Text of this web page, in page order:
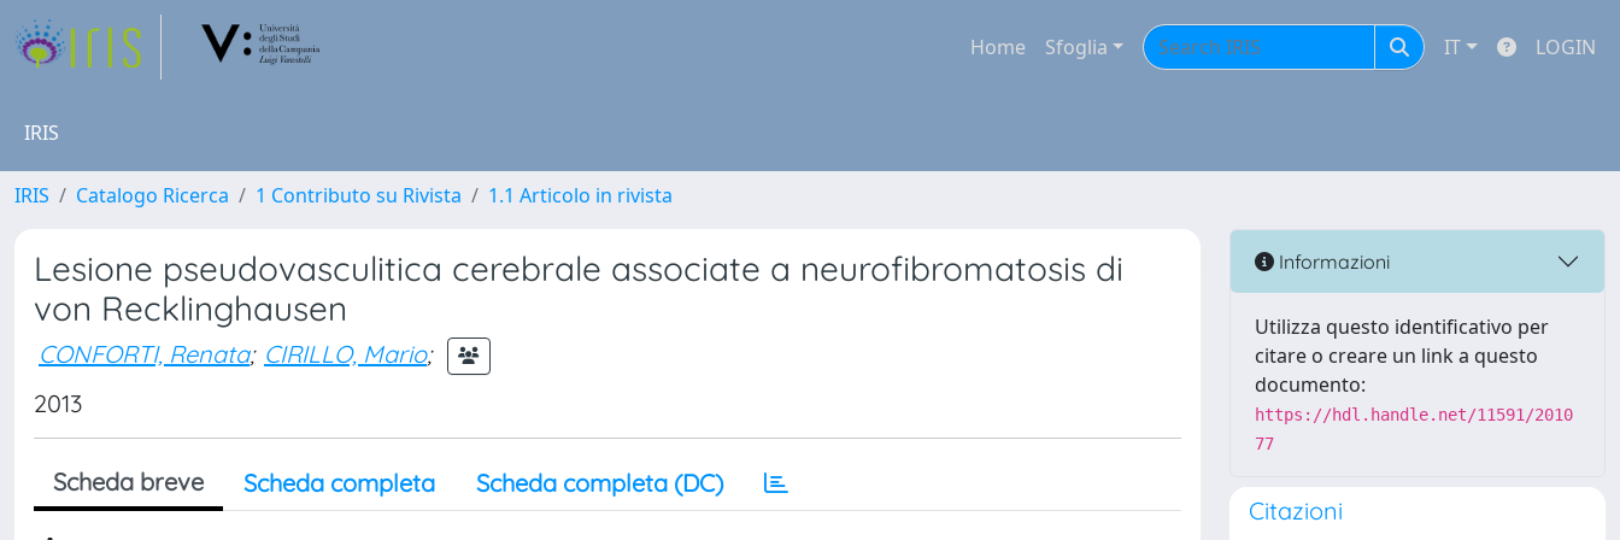
Home Sfoglia IT LOGIN
IRIS
IRIS Catalogo Ricerca 1 Contributo su Rivista 1.1 Articolo in rivista
Lesione pseudovasculitica cerebrale associate a neurofibromatosis di
von Recklinghausen
CONFORTI, Renata; CIRILLO, Mario;
2013
Scheda breve Scheda completa Scheda completa (DC)
Informazioni
Utilizza questo identificativo per
citare o creare un link a questo
documento:
https://hdl.handle.net/11591/2010
77
Citazioni